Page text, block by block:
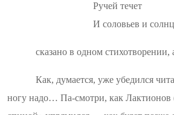
Ручей течет
И соловьев и
сказано в одном
Как, думается, уже убедился
ногу надо… Па-смотри, как Лактионов